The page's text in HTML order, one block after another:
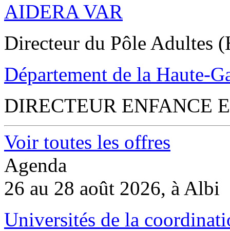
AIDERA VAR
Directeur du Pôle Adultes
Département de la Haute-
DIRECTEUR ENFANCE
Voir toutes les offres
Agenda
26 au 28 août 2026, à Albi
Universités de la